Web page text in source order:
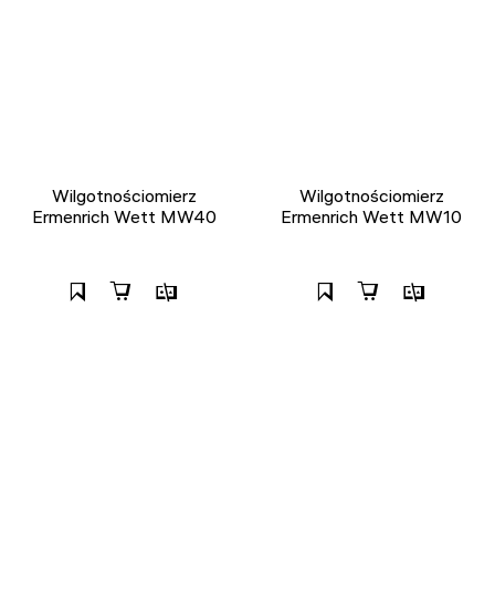
Wilgotnościomierz
Ermenrich Wett MW40
Wilgotnościomierz
Ermenrich Wett MW10